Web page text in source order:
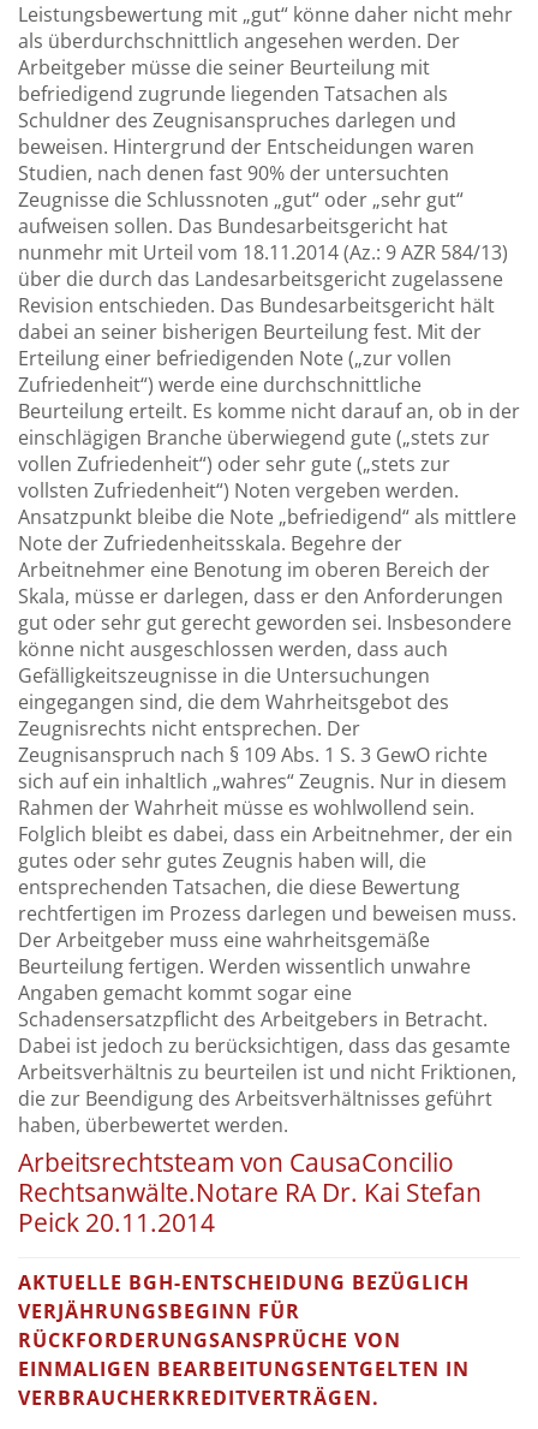
Leistungsbewertung mit „gut“ könne daher nicht mehr
als überdurchschnittlich angesehen werden. Der
Arbeitgeber müsse die seiner Beurteilung mit
befriedigend zugrunde liegenden Tatsachen als
Schuldner des Zeugnisanspruches darlegen und
beweisen. Hintergrund der Entscheidungen waren
Studien, nach denen fast 90% der untersuchten
Zeugnisse die Schlussnoten „gut“ oder „sehr gut“
aufweisen sollen. Das Bundesarbeitsgericht hat
nunmehr mit Urteil vom 18.11.2014 (Az.: 9 AZR 584/13)
über die durch das Landesarbeitsgericht zugelassene
Revision entschieden. Das Bundesarbeitsgericht hält
dabei an seiner bisherigen Beurteilung fest. Mit der
Erteilung einer befriedigenden Note („zur vollen
Zufriedenheit“) werde eine durchschnittliche
Beurteilung erteilt. Es komme nicht darauf an, ob in der
einschlägigen Branche überwiegend gute („stets zur
vollen Zufriedenheit“) oder sehr gute („stets zur
vollsten Zufriedenheit“) Noten vergeben werden.
Ansatzpunkt bleibe die Note „befriedigend“ als mittlere
Note der Zufriedenheitsskala. Begehre der
Arbeitnehmer eine Benotung im oberen Bereich der
Skala, müsse er darlegen, dass er den Anforderungen
gut oder sehr gut gerecht geworden sei. Insbesondere
könne nicht ausgeschlossen werden, dass auch
Gefälligkeitszeugnisse in die Untersuchungen
eingegangen sind, die dem Wahrheitsgebot des
Zeugnisrechts nicht entsprechen. Der
Zeugnisanspruch nach § 109 Abs. 1 S. 3 GewO richte
sich auf ein inhaltlich „wahres“ Zeugnis. Nur in diesem
Rahmen der Wahrheit müsse es wohlwollend sein.
Folglich bleibt es dabei, dass ein Arbeitnehmer, der ein
gutes oder sehr gutes Zeugnis haben will, die
entsprechenden Tatsachen, die diese Bewertung
rechtfertigen im Prozess darlegen und beweisen muss.
Der Arbeitgeber muss eine wahrheitsgemäße
Beurteilung fertigen. Werden wissentlich unwahre
Angaben gemacht kommt sogar eine
Schadensersatzpflicht des Arbeitgebers in Betracht.
Dabei ist jedoch zu berücksichtigen, dass das gesamte
Arbeitsverhältnis zu beurteilen ist und nicht Friktionen,
die zur Beendigung des Arbeitsverhältnisses geführt
haben, überbewertet werden.
Arbeitsrechtsteam von CausaConcilio
Rechtsanwälte.Notare RA Dr. Kai Stefan
Peick 20.11.2014
AKTUELLE BGH-ENTSCHEIDUNG BEZÜGLICH
VERJÄHRUNGSBEGINN FÜR
RÜCKFORDERUNGSANSPRÜCHE VON
EINMALIGEN BEARBEITUNGSENTGELTEN IN
VERBRAUCHERKREDITVERTRÄGEN.